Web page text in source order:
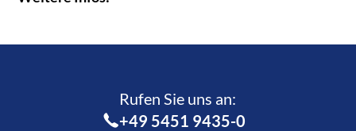
Rufen Sie uns an:­
+49 5451 9435-0